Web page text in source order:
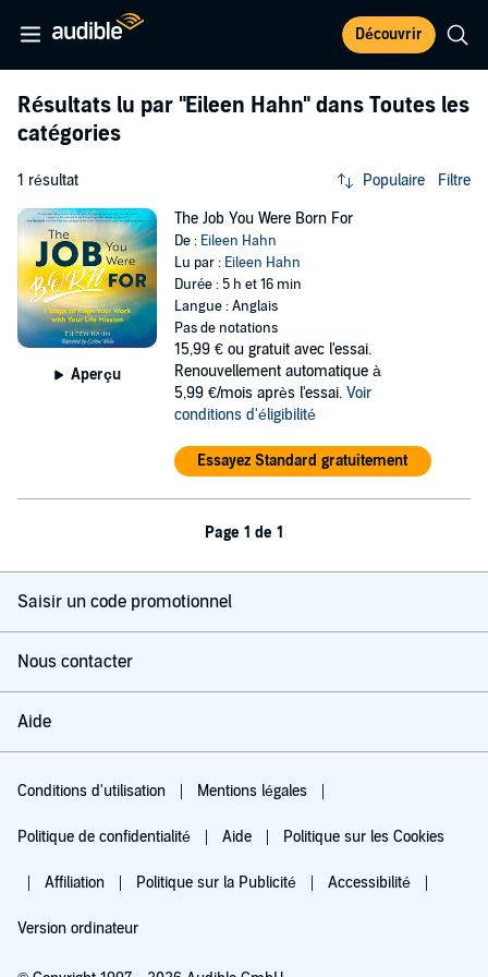
Découvrir
Résultats lu par "Eileen Hahn" dans Toutes les
catégories
1 résultat Populaire Filtre
Aperçu
The Job You Were Born For
De : Eileen Hahn
Lu par : Eileen Hahn
Durée : 5 h et 16 min
Langue : Anglais
Pas de notations
15,99 € ou gratuit avec l'essai.
Renouvellement automatique à
5,99 €/mois après l'essai. Voir
conditions d'éligibilité
Essayez Standard gratuitement
Page 1 de 1
Saisir un code promotionnel
Nous contacter
Aide
Conditions d'utilisation Mentions légales
Politique de confidentialité Aide Politique sur les Cookies
Affiliation Politique sur la Publicité Accessibilité
Version ordinateur